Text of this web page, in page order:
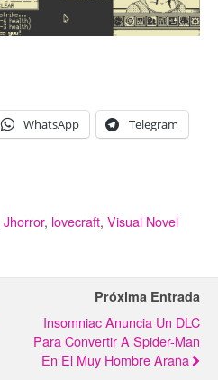
WhatsApp Telegram
Jhorror, lovecraft, Visual Novel
Próxima Entrada
Insomniac Anuncia Un DLC
Para Convertir A Spider-Man
En El Muy Hombre Araña